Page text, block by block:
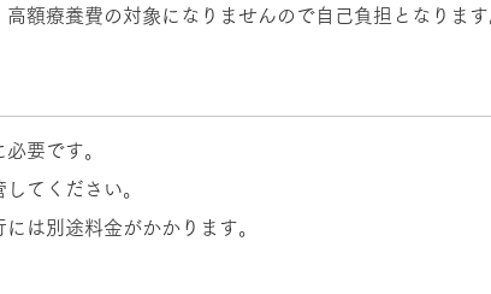
額療養費の対象になりませんので自己負担となります
要です。
てください。
は別途料金がかかります。